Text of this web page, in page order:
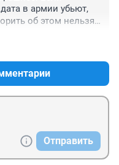
в армии убьют,
об этом нельзя.
Отправить